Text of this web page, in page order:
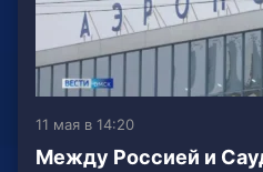
11 мая в 14:20
Между Россией и